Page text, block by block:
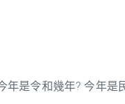
年是令和幾年? 今年是